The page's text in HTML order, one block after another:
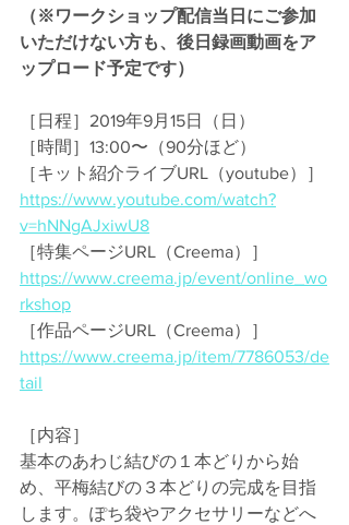
（※ワークショップ配信当日にご参加
いただけない方も、後日録画動画をア
ップロード予定です）
［日程］2019年9月15日（日）
［時間］13:00〜（90分ほど）
［キット紹介ライブURL（youtube）］
https://www.youtube.com/watch?
v=hNNgAJxiwU8
［特集ページURL（Creema）］
https://www.creema.jp/event/online_wo
rkshop
［作品ページURL（Creema）］
https://www.creema.jp/item/7786053/de
tail
［内容］
基本のあわじ結びの１本どりから始
め、平梅結びの３本どりの完成を目指
します。ぽち袋やアクセサリーなどへ